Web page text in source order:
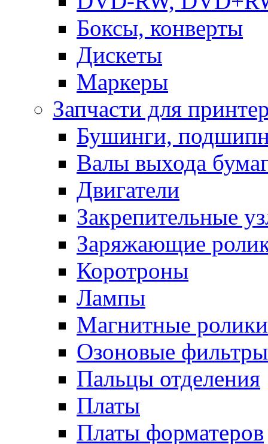
Боксы, конверты
Дискеты
Маркеры
Запчасти для
Бушинги,
Валы выхода
Двигатели
Закрепительные
Заряжающие
Коротроны
Лампы
Магнитные ролики
Озоновые фильтры
Пальцы отделения
Платы
Платы форматеров